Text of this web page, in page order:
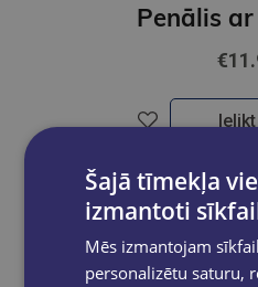
Šajā tīmekļa
izmantoti
Mēs izmantojam
personalizētu saturu,